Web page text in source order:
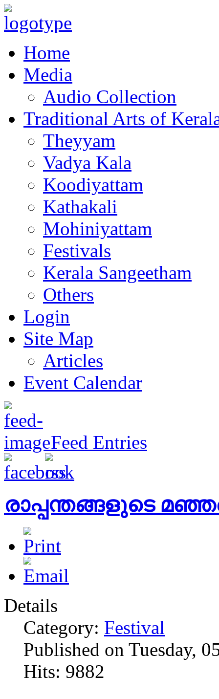
Home
Media
Audio Collection
Traditional Arts of
Theyyam
Vadya Kala
Koodiyattam
Kathakali
Mohiniyattam
Festivals
Kerala Sangeetham
Others
Login
Site Map
Articles
Event Calendar
Feed Entries
രാപ്പന്തങ്ങളുടെ
Details
Category: Festival
Published on Tuesday,
Hits: 9882